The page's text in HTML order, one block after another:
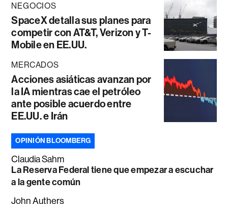
NEGOCIOS
SpaceX detalla sus planes para
competir con AT&T, Verizon y T-
Mobile en EE.UU.
MERCADOS
Acciones asiáticas avanzan por
la IA mientras cae el petróleo
ante posible acuerdo entre
EE.UU. e Irán
OPINIÓN BLOOMBERG
Claudia Sahm
La Reserva Federal tiene que empezar a escuchar
a la gente común
John Authers